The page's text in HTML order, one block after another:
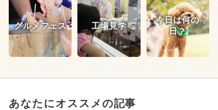
グルメフェス 工場見学
今日は何の
日？
あなたにオススメの記事